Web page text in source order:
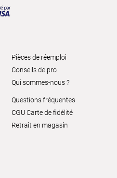
Pièces de réemploi
Conseils de pro
Qui sommes-nous ?
Questions fréquentes
CGU Carte de fidélité
Retrait en magasin